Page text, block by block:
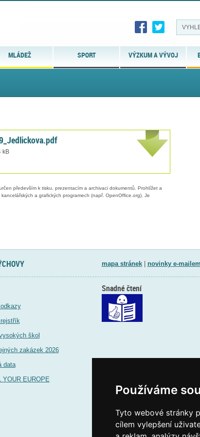
Používáme
Tyto webové stránky
cílem vylepšení
MLÁDEŽ SPORT VÝZKUM A VÝVOJ
kB
především k tisku, prezentacím a archivaci dokumentů. Prohlížet a
a grafických programech (např. OpenOffice.org). Je
mapa stránek| novinky e-mailem
škol
zakázek 2026
data
YOUR EUROPE
Snadné čtení